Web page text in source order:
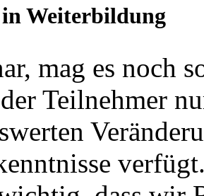
Weiterbildung
mag es noch
Teilnehmer